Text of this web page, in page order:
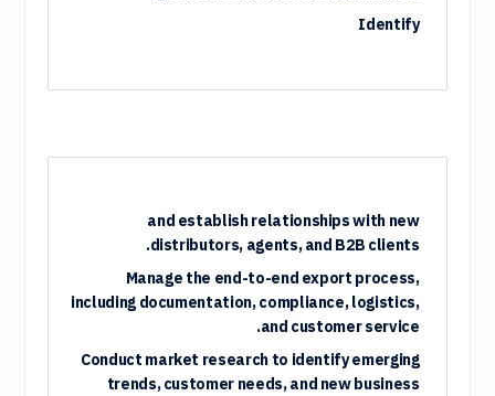
Identify
and establish relationships with new
distributors, agents, and B2B clients.
Manage the end-to-end export process,
including documentation, compliance, logistics,
and customer service.
Conduct market research to identify emerging
trends, customer needs, and new business